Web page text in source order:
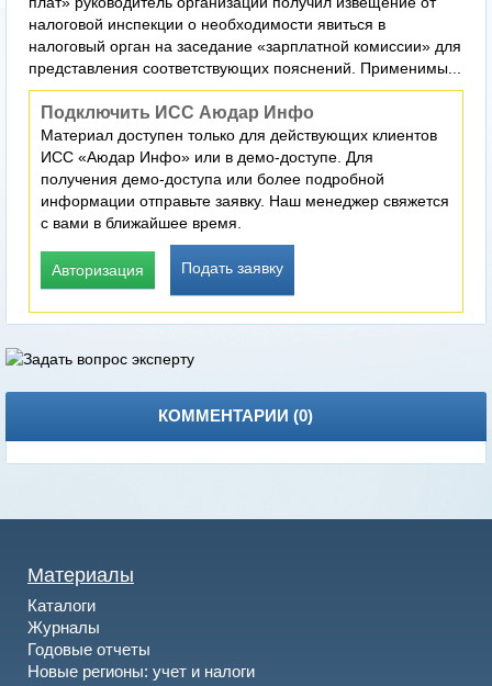
налоговой инспекции о необходимости явиться в
налоговый орган на заседание «зарплатной комиссии» для
представления соответствующих пояснений. Применимы...
Подключить ИСС Аюдар Инфо
Материал доступен только для действующих клиентов
ИСС «Аюдар Инфо» или в демо-доступе. Для
получения демо-доступа или более подробной
информации отправьте заявку. Наш менеджер свяжется
с вами в ближайшее время.
Авторизация Подать заявку
КОММЕНТАРИИ (0)
Материалы
Каталоги
Журналы
Годовые отчеты
Новые регионы: учет и налоги